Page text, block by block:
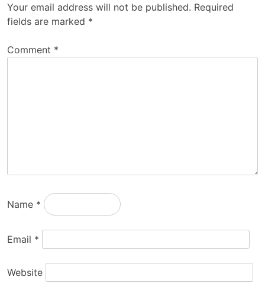
Your email address will not be published. Required
fields are marked *
Comment *
Name *
Email *
Website